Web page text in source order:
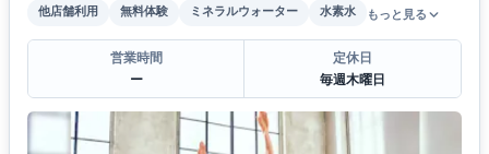
他店舗利用
無料体験 ミネラルウォーター 水素水 もっと見る
営業時間
ー
定休日
毎週木曜日